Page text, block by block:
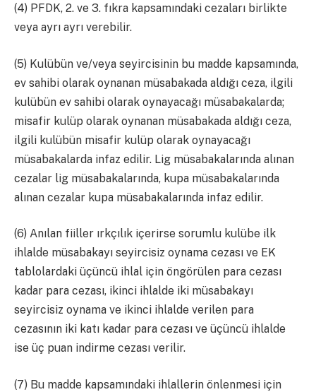
(4) PFDK, 2. ve 3. fıkra kapsamındaki cezaları birlikte
veya ayrı ayrı verebilir.
(5) Kulübün ve/veya seyircisinin bu madde kapsamında,
ev sahibi olarak oynanan müsabakada aldığı ceza, ilgili
kulübün ev sahibi olarak oynayacağı müsabakalarda;
misafir kulüp olarak oynanan müsabakada aldığı ceza,
ilgili kulübün misafir kulüp olarak oynayacağı
müsabakalarda infaz edilir. Lig müsabakalarında alınan
cezalar lig müsabakalarında, kupa müsabakalarında
alınan cezalar kupa müsabakalarında infaz edilir.
(6) Anılan fiiller ırkçılık içerirse sorumlu kulübe ilk
ihlalde müsabakayı seyircisiz oynama cezası ve EK
tablolardaki üçüncü ihlal için öngörülen para cezası
kadar para cezası, ikinci ihlalde iki müsabakayı
seyircisiz oynama ve ikinci ihlalde verilen para
cezasının iki katı kadar para cezası ve üçüncü ihlalde
ise üç puan indirme cezası verilir.
(7) Bu madde kapsamındaki ihlallerin önlenmesi için